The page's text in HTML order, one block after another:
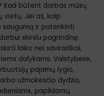
Kad būtent darbas mūsų
vietų. Jei aš, kaip
saugumą ir patenkinti
skirsiu pagrindinę
laiko nei saviraiškai,
dalykams. Valstybėse,
pajamų lygio,
užmokesčio dydžio,
papildomų